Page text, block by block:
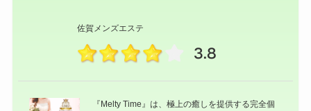
佐賀メンズエステ
3.8
『Melty Time』は、極上の癒しを提供する完全個